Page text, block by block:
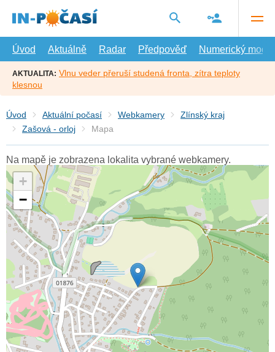
hlavní
Úvod
Aktuálně Radar Předpověď Numerický model
AKTUALITA: Vlnu veder přeruší studená fronta, zítra teploty
klesnou
Úvod Aktuální počasí Webkamery
Zlínský kraj
Zašová - orloj
Mapa
Na mapě je zobrazena lokalita vybrané webkamery.
+
−